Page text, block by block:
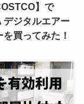
】で
デジタルエアー
買ってみた！